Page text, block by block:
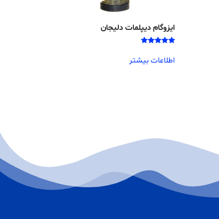
ایزوگام دیپلمات دلیجان
5.00
از 5
اطلاعات بیشتر